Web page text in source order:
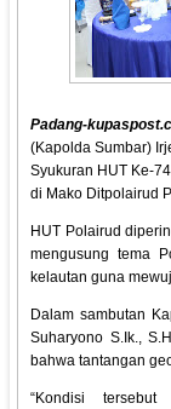
Padang-
(Kapolda Sumbar)
Syukuran HUT Ke-
di Mako Ditpolairud
HUT Polairud
mengusung tema
kelautan guna
Dalam sambutan
Suharyono S.Ik.,
bahwa tantangan
“Kondisi tersebut